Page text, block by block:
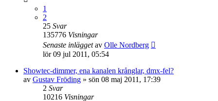
1
2
25 Svar
135776 Visningar
Senaste inläggetav Olle Nordberg
lör 09 jul 2011, 05:54
Showtec-dimmer, ena kanalen krånglar, dmx-fel?
av Gustav Fröding » sön 08 maj 2011, 17:39
2 Svar
10216 Visningar